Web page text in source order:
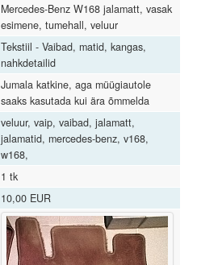
Mercedes-Benz W168 jalamatt, vasak
esimene, tumehall, veluur
Tekstiil - Vaibad, matid, kangas,
nahkdetailid
Jumala katkine, aga müügiautole
saaks kasutada kui ära õmmelda
veluur, vaip, vaibad, jalamatt,
jalamatid, mercedes-benz, v168,
w168,
1 tk
10,00 EUR